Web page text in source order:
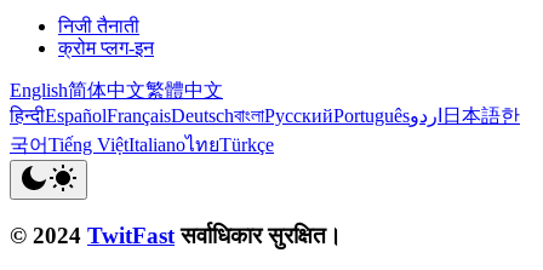
निजी तैनाती
क्रोम प्लग-इन
English简体中文繁體中文
हिन्दीEspañolFrançaisDeutschবাংলাРусскийPortuguêsاردو 日本語한
국어Tiếng ViệtItalianoไทยTürkçe
© 2024 TwitFast सर्वाधिकार सुरक्षित।